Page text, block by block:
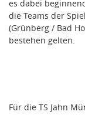
es dabei
die Teams der
(Grünberg / Bad
bestehen gelten.
Für die TS Jahn